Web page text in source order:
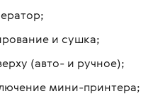
и сушка;
(авто- и ручное);
мини-принтера;